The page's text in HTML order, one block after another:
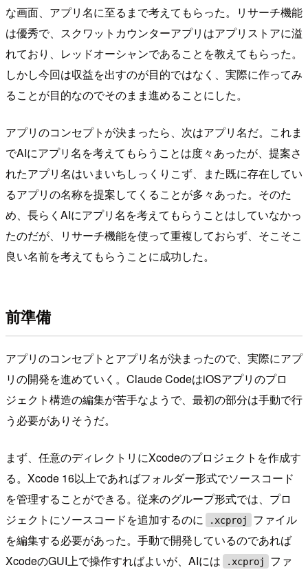
な画面、アプリ名に至るまで考えてもらった。リサーチ機能
は優秀で、スクワットカウンターアプリはアプリストアに溢
れており、レッドオーシャンであることを教えてもらった。
しかし今回は収益を出すのが目的ではなく、実際に作ってみ
ることが目的なのでそのまま進めることにした。
アプリのコンセプトが決まったら、次はアプリ名だ。これま
でAIにアプリ名を考えてもらうことは度々あったが、提案さ
れたアプリ名はいまいちしっくりこず、また既に存在してい
るアプリの名称を提案してくることが多々あった。そのた
め、長らくAIにアプリ名を考えてもらうことはしていなかっ
たのだが、リサーチ機能を使って重複しておらず、そこそこ
良い名前を考えてもらうことに成功した。
前準備
アプリのコンセプトとアプリ名が決まったので、実際にアプ
リの開発を進めていく。Claude CodeはiOSアプリのプロ
ジェクト構造の編集が苦手なようで、最初の部分は手動で行
う必要がありそうだ。
まず、任意のディレクトリにXcodeのプロジェクトを作成す
る。Xcode 16以上であればフォルダー形式でソースコード
を管理することができる。従来のグループ形式では、プロ
ジェクトにソースコードを追加するのに
.xcproj
ファイル
を編集する必要があった。手動で開発しているのであれば
XcodeのGUI上で操作すればよいが、AIには
.xcproj ファ